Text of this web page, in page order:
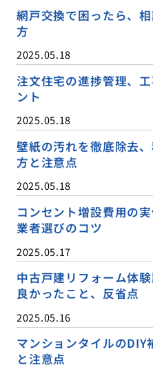
網戸交換で困ったら、
方
2025.05.18
注文住宅の進捗管理、
ント
2025.05.18
壁紙の汚れを徹底除去
方と注意点
2025.05.18
コンセント増設費用の
業者選びのコツ
2025.05.17
中古戸建リフォーム体
良かったこと、反省点
2025.05.16
マンションタイルのDIY
と注意点